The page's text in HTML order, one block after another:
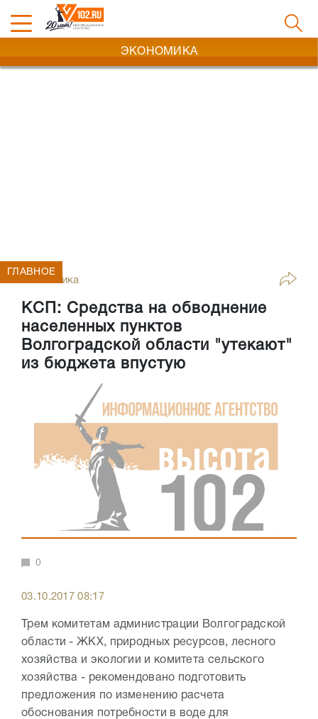
ЭКОНОМИКА
Экономика
КСП: Средства на обводнение
населенных пунктов
Волгоградской области "утекают"
из бюджета впустую
ГЛАВНОЕ
0
03.10.2017 08:17
Трем комитетам администрации Волгоградской
области - ЖКХ, природных ресурсов, лесного
хозяйства и экологии и комитета сельского
хозяйства - рекомендовано подготовить
предложения по изменению расчета
обоснования потребности в воде для